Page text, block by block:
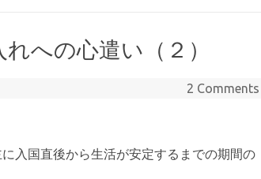
への心遣い（２）
2 Comments
入国直後から生活が安定するまでの期間の